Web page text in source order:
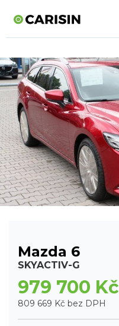
Mazda 6
SKYACTIV-G
979 700 Kč
809 669 Kč bez DPH